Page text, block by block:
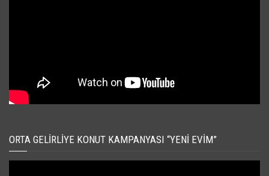
ORTA GELIRLIYE KONUT KAMPANYASI “YENI EVIM”